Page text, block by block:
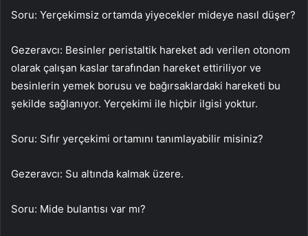
Soru: Yerçekimsiz ortamda yiyecekler mideye nasıl düşer?
Gezeravcı: Besinler peristaltik hareket adı verilen otonom
olarak çalışan kaslar tarafından hareket ettiriliyor ve
besinlerin yemek borusu ve bağırsaklardaki hareketi bu
şekilde sağlanıyor. Yerçekimi ile hiçbir ilgisi yoktur.
Soru: Sıfır yerçekimi ortamını tanımlayabilir misiniz?
Gezeravcı: Su altında kalmak üzere.
Soru: Mide bulantısı var mı?